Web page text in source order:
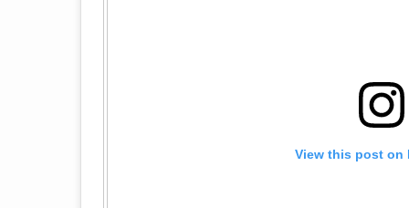
View this post on